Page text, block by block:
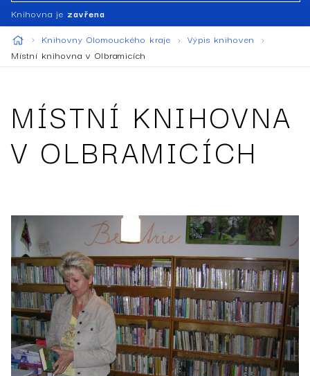
Knihovna je zavřena
Knihovny Olomouckého kraje
Výpis knihoven
Místní knihovna v Olbramicích
MÍSTNÍ KNIHOVNA
V OLBRAMICÍCH